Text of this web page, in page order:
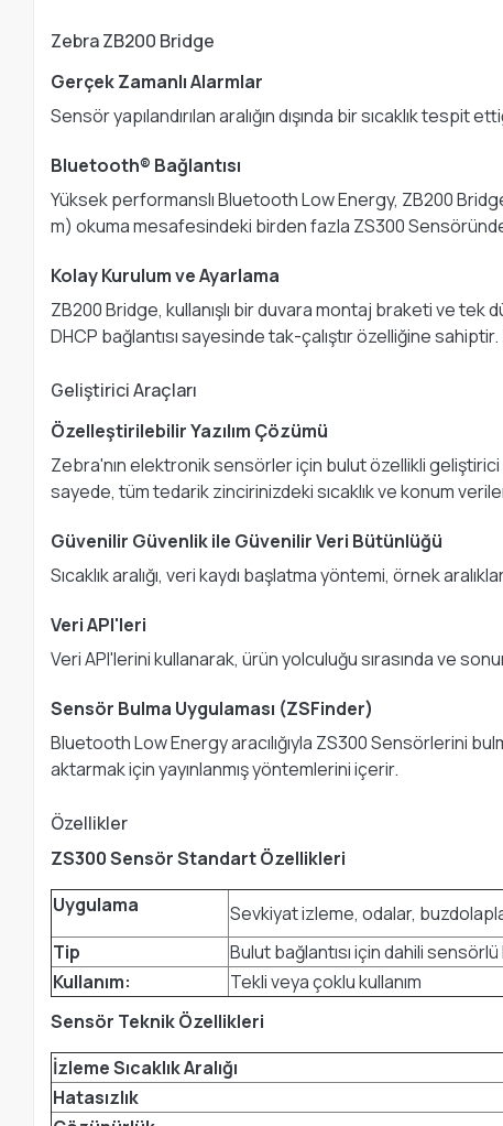
Zebra ZB200 Bridge
Gerçek Zamanlı Alarmlar
Sensör yapılandırılan aralığın dışında bir sıcaklık
Bluetooth® Bağlantısı
Yüksek performanslı Bluetooth Low Energy, ZB200
m) okuma mesafesindeki birden fazla ZS300
Kolay Kurulum ve Ayarlama
ZB200 Bridge, kullanışlı bir duvara montaj braketi ve tek
DHCP bağlantısı sayesinde tak-çalıştır özelliğine
Geliştirici Araçları
Özelleştirilebilir Yazılım Çözümü
Zebra'nın elektronik sensörler için bulut özellikli
sayede, tüm tedarik zincirinizdeki sıcaklık ve konum
Güvenilir Güvenlik ile Güvenilir Veri Bütünlüğü
Sıcaklık aralığı, veri kaydı başlatma yöntemi, örnek
Veri API'leri
Veri API'lerini kullanarak, ürün yolculuğu sırasında ve
Sensör Bulma Uygulaması (ZSFinder)
Bluetooth Low Energy aracılığıyla ZS300 Sensörlerini
aktarmak için yayınlanmış yöntemlerini içerir.
Özellikler
ZS300 Sensör Standart Özellikleri
Uygulama
Sevkiyat izleme, odalar,
Tip
Bulut bağlantısı için dahili
Kullanım:
Tekli veya çoklu kullanım
Sensör Teknik Özellikleri
İzleme Sıcaklık Aralığı
Hatasızlık